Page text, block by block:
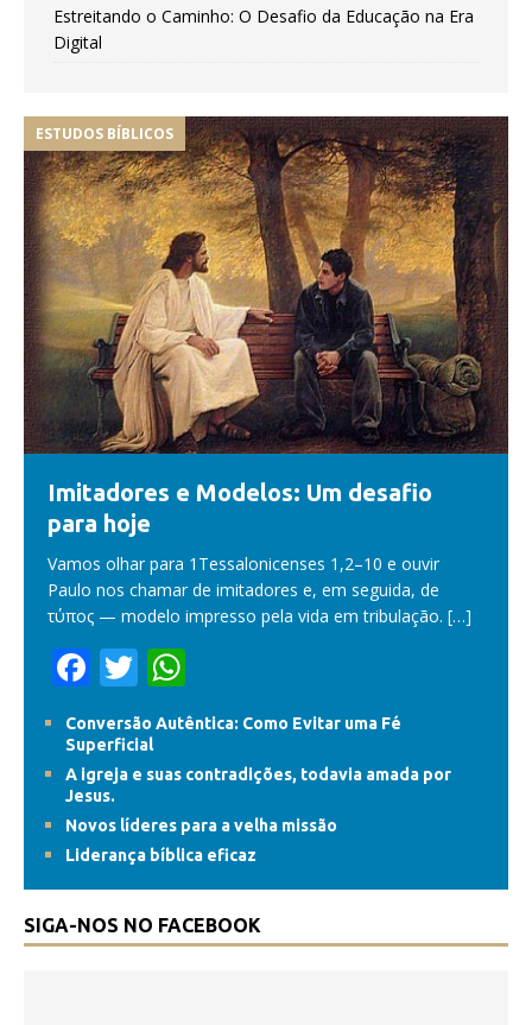
Estreitando o Caminho: O Desafio da Educação na Era
Digital
ESTUDOS BÍBLICOS
Imitadores e Modelos: Um desafio
para hoje
Vamos olhar para 1Tessalonicenses 1,2–10 e ouvir
Paulo nos chamar de imitadores e, em seguida, de
τύπος — modelo impresso pela vida em tribulação. […]
F
e
b
o
o
k
T
w
itt
er
h
at
s
A
p
p
Conversão Autêntica: Como Evitar uma Fé
Superficial
A igreja e suas contradições, todavia amada por
Jesus.
Novos líderes para a velha missão
Liderança bíblica eficaz
SIGA-NOS NO FACEBOOK